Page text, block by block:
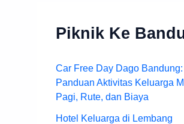
Piknik Ke
Car Free Day Dago Bandung:
Panduan Aktivitas Keluarga
Pagi, Rute, dan Biaya
Hotel Keluarga di Lembang